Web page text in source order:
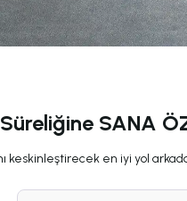
SANA
keskinleştirecek en iyi yol